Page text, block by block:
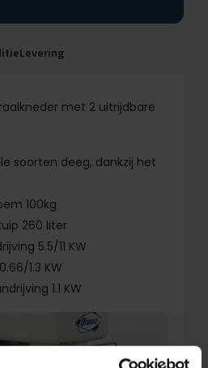
Levering
met 2 uitrijdbare
soorten deeg, dankzij het
100kg
260 liter
5.5/11 KW
1.3 KW
1.1 KW